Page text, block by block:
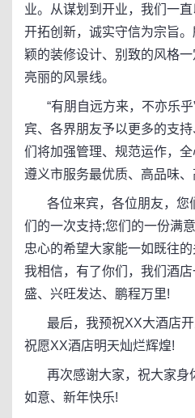
业。从谋划到开业，我们一直
开拓创新，诚实守信为宗旨
颖的装修设计、别致的风格
亮丽的风景线。
“有朋自远方来，不亦乐乎
宾、各界朋友予以更多的支
们将加强管理、规范运作，
遵义市服务最优质、高品味、
各位来宾，各位朋友，您
们的一次支持;您们的一份满
忠心的希望大家能一如既往的
我相信，有了你们，我们酒
盛、兴旺发达、鹏程万里!
最后，我预祝XX大酒店开
祝愿XX酒店明天灿烂辉煌!
再次感谢大家，祝大家身
如意、新年快乐!